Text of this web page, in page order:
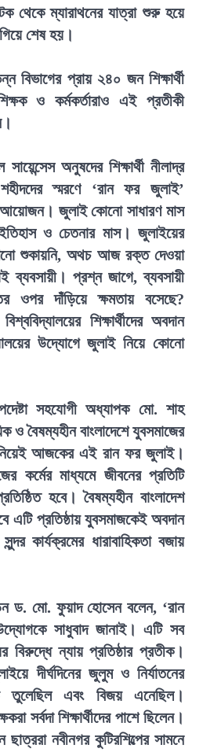
থেকে ম্যারাথনের যাত্রা শুরু হয়ে
শেষ হয়।
বিভাগের প্রায় ২৪০ জন শিক্ষার্থী
ও কর্মকর্তারাও এই প্রতীকী
সায়েন্সেস অনুষদের শিক্ষার্থী নীলাদ্র
স্মরণে ‘রান ফর জুলাই’
আয়োজন। জুলাই কোনো সাধারণ মাস
ও চেতনার মাস। জুলাইয়ের
শুকায়নি, অথচ আজ রক্ত দেওয়া
ব্যবসায়ী। প্রশ্ন জাগে, ব্যবসায়ী
ওপর দাঁড়িয়ে ক্ষমতায় বসেছে?
শিক্ষার্থীদের অবদান
উদ্যোগে জুলাই নিয়ে কোনো
সহযোগী অধ্যাপক মো. শাহ
ও বৈষম্যহীন বাংলাদেশে যুবসমাজের
আজকের এই রান ফর জুলাই।
কর্মের মাধ্যমে জীবনের প্রতিটি
হবে। বৈষম্যহীন বাংলাদেশ
এটি প্রতিষ্ঠায় যুবসমাজকেই অবদান
কার্যক্রমের ধারাবাহিকতা বজায়
ড. মো. ফুয়াদ হোসেন বলেন, ‘রান
সাধুবাদ জানাই। এটি সব
বিরুদ্ধে ন্যায় প্রতিষ্ঠার প্রতীক।
দীর্ঘদিনের জুলুম ও নির্যাতনের
তুলেছিল এবং বিজয় এনেছিল।
সর্বদা শিক্ষার্থীদের পাশে ছিলেন।
নবীনগর কুটিরশিল্পের সামনে